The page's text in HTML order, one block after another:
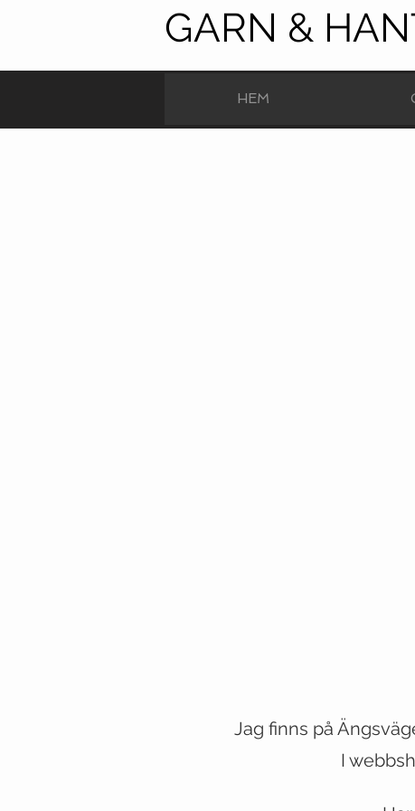
GARN &
HEM
VESTEJag finns på
I